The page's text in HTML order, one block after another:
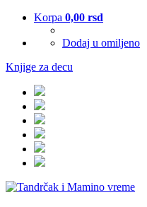
Korpa 0,00 rsd
Dodaj u omiljeno
Knjige za decu